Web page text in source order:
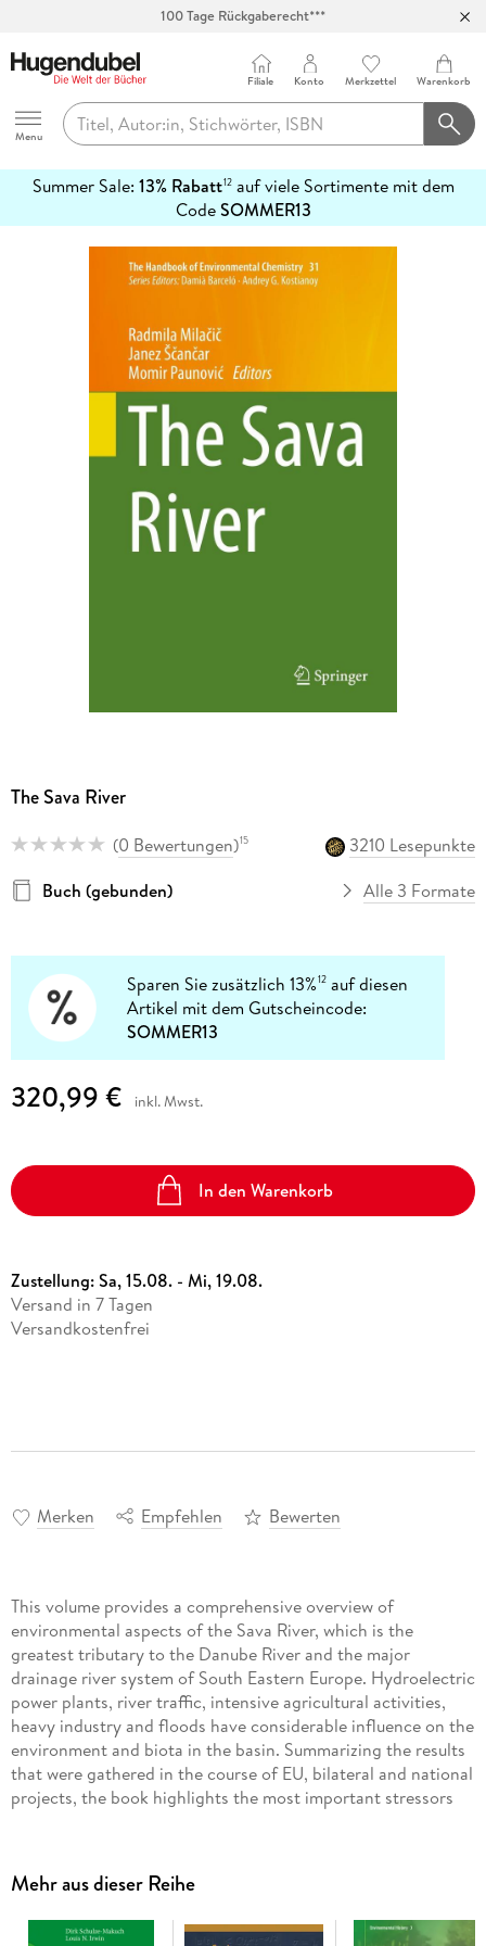
100 Tage Rückgaberecht***
Hugendubel
Menu
Filiale Konto Merkzettel Warenkorb
Summer Sale: 13% Rabatt12auf viele Sortimente mit dem
CodeSOMMER13
erfahren
The Sava River
(0 Bewertungen)15
3210 Lesepunkte
Buch (gebunden)
Alle 3 Formate
Sparen Sie zusätzlich 13%12 auf diesen
Artikel mit dem Gutscheincode:
SOMMER13
320,99 € inkl. Mwst.
In den Warenkorb
Zustellung:Sa, 15.08. - Mi, 19.08.
Versand in 7 Tagen
Versandkostenfrei
Merken Empfehlen Bewerten
This volume provides a comprehensive overview of
environmental aspects of the Sava River, which is the
greatest tributary to the Danube River and the major
drainage river system of South Eastern Europe. Hydroelectric
power plants, river traffic, intensive agricultural activities,
heavy industry and floods have considerable influence on the
environment and biota in the basin. Summarizing the results
that were gathered in the course of EU, bilateral and national
projects, the book highlights the most important stressors
the riparian countries; climate change projection, including
its impact on flood hazards; evaluation of anthropogenic
pollution sources; pollution of sediments, metal
Mehr aus dieser Reihe